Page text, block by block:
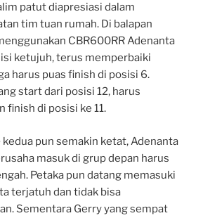
patut diapresiasi dalam
tim tuan rumah. Di balapan
CBR600RR Adenanta
ketujuh, terus memperbaiki
harus puas finish di posisi 6.
start dari posisi 12, harus
finish di posisi ke 11.
kedua pun semakin ketat, Adenanta
masuk di grup depan harus
Petaka pun datang memasuki
terjatuh dan tidak bisa
Sementara Gerry yang sempat